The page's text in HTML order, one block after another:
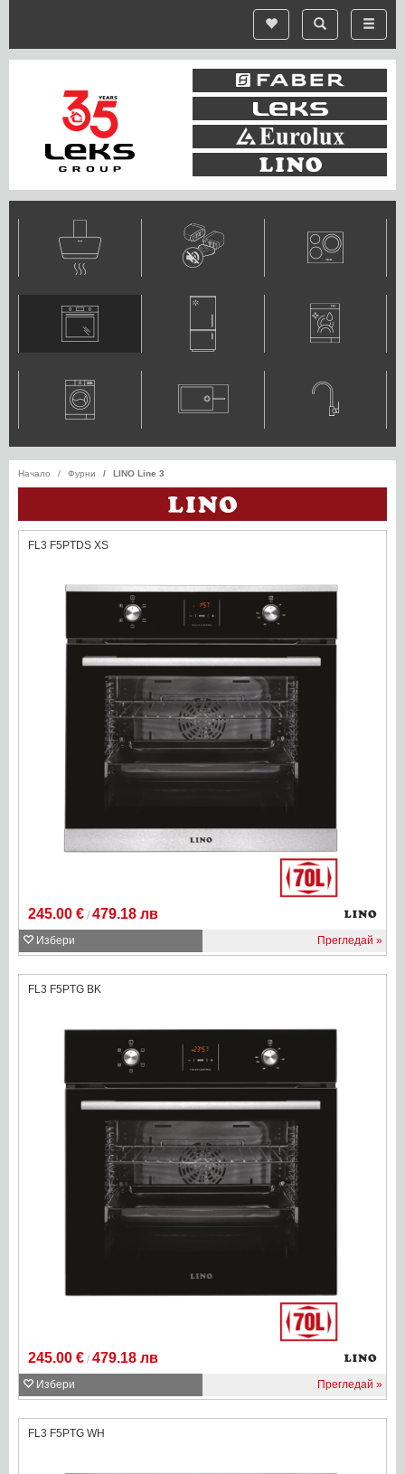
Начало Фурни LINO Line 3
FL3 F5PТDS XS
245.00 € / 479.18 лв
Избери Прегледай
FL3 F5PTG BK
245.00 € / 479.18 лв
Избери Прегледай
FL3 F5PTG WH